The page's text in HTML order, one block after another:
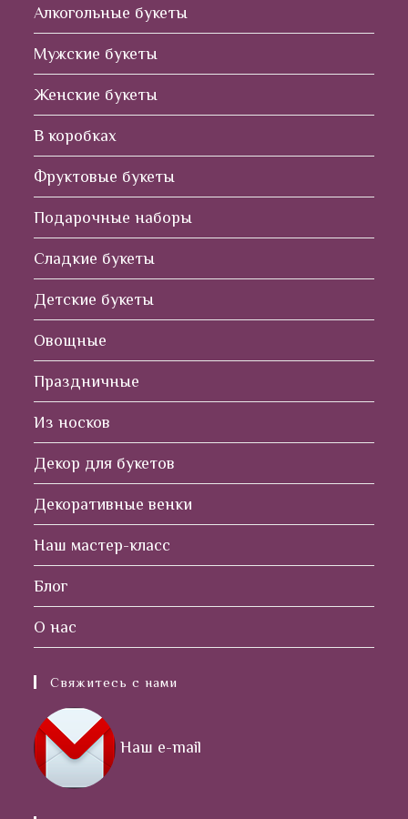
Алкогольные букеты
Мужские букеты
Женские букеты
В коробках
Фруктовые букеты
Подарочные наборы
Сладкие букеты
Детские букеты
Овощные
Праздничные
Из носков
Декор для букетов
Декоративные венки
Наш мастер-класс
Блог
О нас
Свяжитесь с нами
Наш e-mail